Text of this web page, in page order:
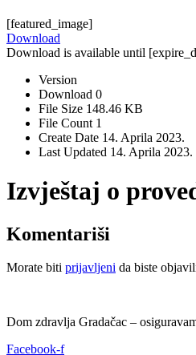
[featured_image]
Download
Download is available until
Version
Download 0
File Size 148.46 KB
File Count 1
Create Date 14. Aprila 2023.
Last Updated 14. Aprila 2023.
Izvještaj o
Komentariši
Morate biti prijavljeni da biste
Dom zdravlja Gradačac –
Facebook-f